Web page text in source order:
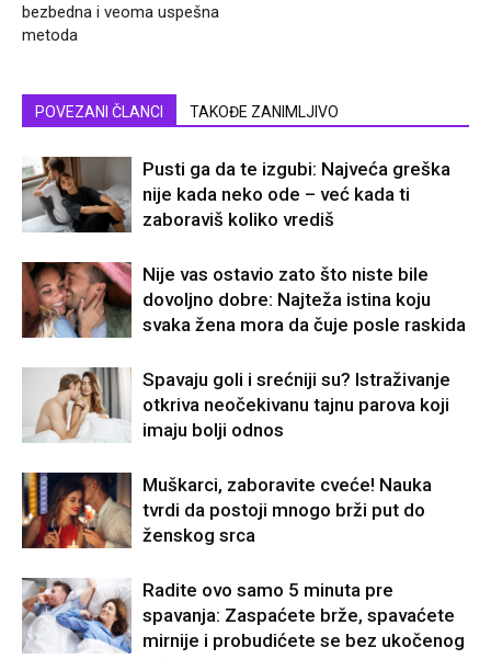
bezbedna i veoma uspešna
metoda
POVEZANI ČLANCI TAKOĐE ZANIMLJIVO
Pusti ga da te izgubi: Najveća greška
nije kada neko ode – već kada ti
zaboraviš koliko vrediš
Nije vas ostavio zato što niste bile
dovoljno dobre: Najteža istina koju
svaka žena mora da čuje posle raskida
Spavaju goli i srećniji su? Istraživanje
otkriva neočekivanu tajnu parova koji
imaju bolji odnos
Muškarci, zaboravite cveće! Nauka
tvrdi da postoji mnogo brži put do
ženskog srca
Radite ovo samo 5 minuta pre
spavanja: Zaspaćete brže, spavaćete
mirnije i probudićete se bez ukočenog